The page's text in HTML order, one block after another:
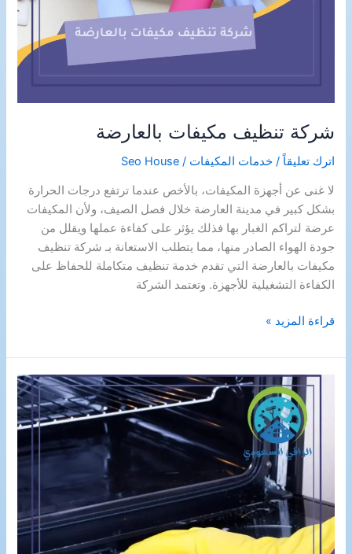
شركة تنظيف مكيفات بالعارضة
اترك تعليقاً /خدمات المكيفات /
Seo House
لا غنى عن أجهزة المكيفات، بالأخص عندما ترتفع درجات الحرارة
بشكل كبير في مدينة العارضة خلال فصل الصيف، ولأن المكيفات
عرضة لتراكم الغبار بها فذلك يؤثر على كفاءة عملها ويقلل من
جودة الهواء الصادر منها، مما يتطلب الاستعانة بـ شركة تنظيف
مكيفات بالعارضة التي تقدم خدمة تنظيف متكاملة للحفاظ على
الكفاءة التشغيلية للأجهزة. وتعتمد الشركة
شركة
مكيفات
بالعارضة
قراءة المزيد »